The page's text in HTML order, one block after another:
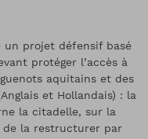
un projet défensif basé
protéger l’accès à
aquitains et des
et Hollandais) : la
la citadelle, sur la
de la restructurer par